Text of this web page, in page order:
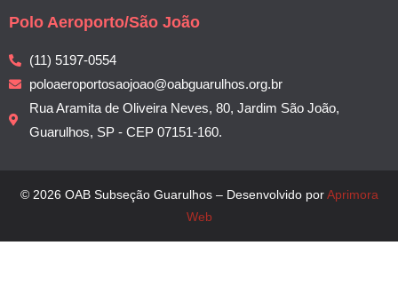
Polo Aeroporto/São João
(11) 5197-0554
poloaeroportosaojoao@oabguarulhos.org.br
Rua Aramita de Oliveira Neves, 80, Jardim São João,
Guarulhos, SP - CEP 07151-160.
© 2026 OAB Subseção Guarulhos – Desenvolvido porAprimora
Web